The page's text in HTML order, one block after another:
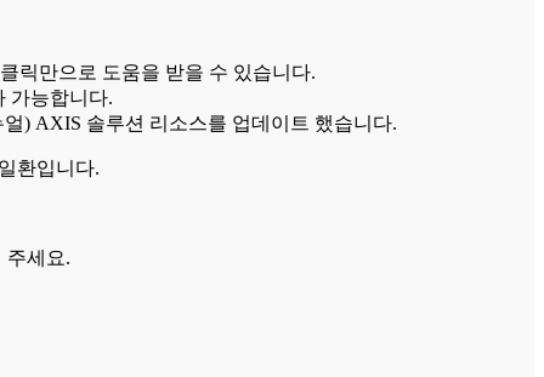
릭만으로 도움을 받을 수 있습니다.
가능합니다.
) AXIS 솔루션 리소스를 업데이트 했습니다.
환입니다.
주세요.